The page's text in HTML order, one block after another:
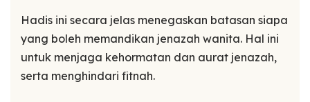
Hadis ini secara jelas menegaskan batasan siapa
yang boleh memandikan jenazah wanita. Hal ini
untuk menjaga kehormatan dan aurat jenazah,
serta menghindari fitnah.